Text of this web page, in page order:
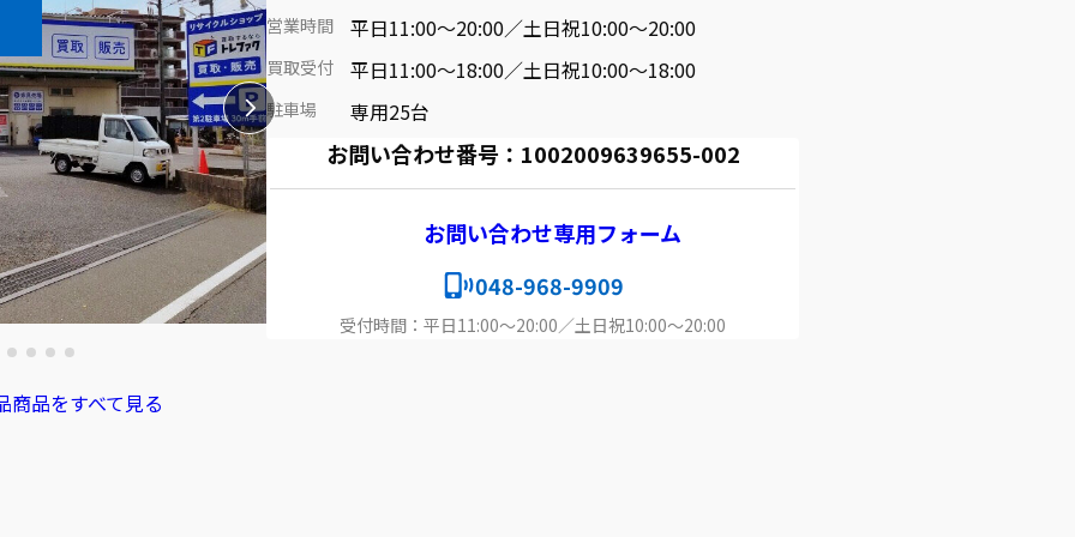
商品をすべて見る
営業時間 平日11:00～20:00／土日祝10:00～20:00
買取受付 平日11:00～18:00／土日祝10:00～18:00
駐車場 専用25台
お問い合わせ番号：1002009639655-002
お問い合わせ専用フォーム
048-968-9909
受付時間：平日11:00～20:00／土日祝10:00～20:00